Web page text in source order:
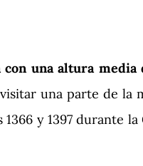
una altura
una parte de
y 1397 durante